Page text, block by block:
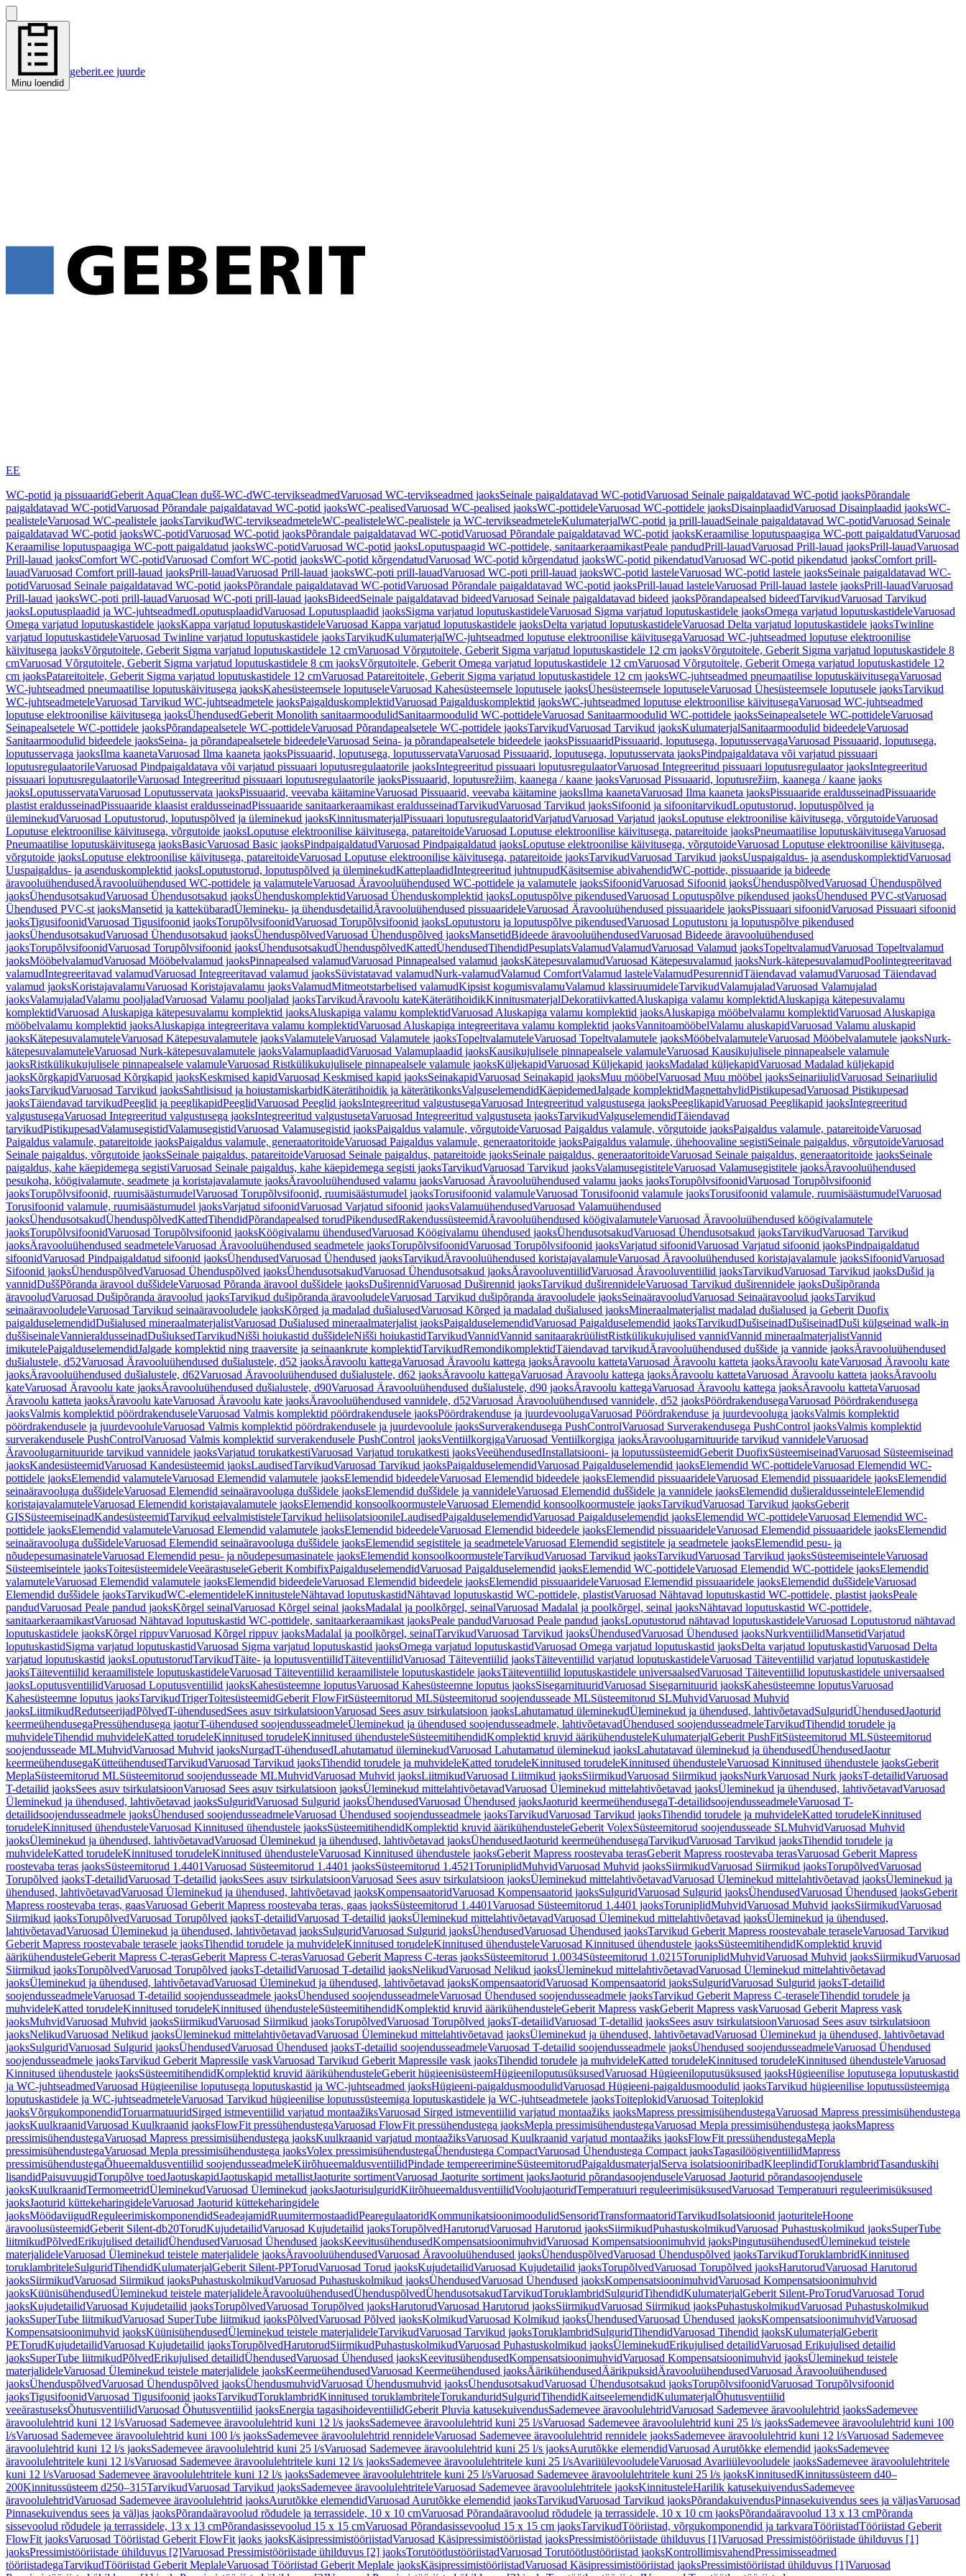
Minu loendid
geberit.ee juurde
EE
WC-potid ja pissuaaridGeberit AquaClean dušš-WC-dWC-tervikseadmedVaruosad WC-tervikseadmed jaoksSeinale paigaldatavad WC-potidVaruosad Seinale paigaldatavad WC-potid jaoksPõrandale
paigaldatavad WC-potidVaruosad Põrandale paigaldatavad WC-potid jaoksWC-pealisedVaruosad WC-pealised jaoksWC-pottideleVaruosad WC-pottidele jaoksDisainplaadidVaruosad Disainplaadid jaoksWC-
pealisteleVaruosad WC-pealistele jaoksTarvikudWC-tervikseadmeteleWC-pealisteleWC-pealistele ja WC-tervikseadmeteleKulumaterjalWC-potid ja prill-lauadSeinale paigaldatavad WC-potidVaruosad Seinale
paigaldatavad WC-potid jaoksWC-potidVaruosad WC-potid jaoksPõrandale paigaldatavad WC-potidVaruosad Põrandale paigaldatavad WC-potid jaoksKeraamilise loputuspaagiga WC-pott paigaldatudVaruosad
Keraamilise loputuspaagiga WC-pott paigaldatud jaoksWC-potidVaruosad WC-potid jaoksLoputuspaagid WC-pottidele, sanitaarkeraamikastPeale pandudPrill-lauadVaruosad Prill-lauad jaoksPrill-lauadVaruosad
Prill-lauad jaoksComfort WC-potidVaruosad Comfort WC-potid jaoksWC-potid kõrgendatudVaruosad WC-potid kõrgendatud jaoksWC-potid pikendatudVaruosad WC-potid pikendatud jaoksComfort prill-
lauadVaruosad Comfort prill-lauad jaoksPrill-lauadVaruosad Prill-lauad jaoksWC-poti prill-lauadVaruosad WC-poti prill-lauad jaoksWC-potid lasteleVaruosad WC-potid lastele jaoksSeinale paigaldatavad WC-
potidVaruosad Seinale paigaldatavad WC-potid jaoksPõrandale paigaldatavad WC-potidVaruosad Põrandale paigaldatavad WC-potid jaoksPrill-lauad lasteleVaruosad Prill-lauad lastele jaoksPrill-lauadVaruosad
Prill-lauad jaoksWC-poti prill-lauadVaruosad WC-poti prill-lauad jaoksBideedSeinale paigaldatavad bideedVaruosad Seinale paigaldatavad bideed jaoksPõrandapealsed bideedTarvikudVaruosad Tarvikud
jaoksLoputusplaadid ja WC-juhtseadmedLoputusplaadidVaruosad Loputusplaadid jaoksSigma varjatud loputuskastideleVaruosad Sigma varjatud loputuskastidele jaoksOmega varjatud loputuskastideleVaruosad
Omega varjatud loputuskastidele jaoksKappa varjatud loputuskastideleVaruosad Kappa varjatud loputuskastidele jaoksDelta varjatud loputuskastideleVaruosad Delta varjatud loputuskastidele jaoksTwinline
varjatud loputuskastideleVaruosad Twinline varjatud loputuskastidele jaoksTarvikudKulumaterjalWC-juhtseadmed loputuse elektroonilise käivitusegaVaruosad WC-juhtseadmed loputuse elektroonilise
käivitusega jaoksVõrgutoitele, Geberit Sigma varjatud loputuskastidele 12 cmVaruosad Võrgutoitele, Geberit Sigma varjatud loputuskastidele 12 cm jaoksVõrgutoitele, Geberit Sigma varjatud loputuskastidele 8
cmVaruosad Võrgutoitele, Geberit Sigma varjatud loputuskastidele 8 cm jaoksVõrgutoitele, Geberit Omega varjatud loputuskastidele 12 cmVaruosad Võrgutoitele, Geberit Omega varjatud loputuskastidele 12
cm jaoksPatareitoitele, Geberit Sigma varjatud loputuskastidele 12 cmVaruosad Patareitoitele, Geberit Sigma varjatud loputuskastidele 12 cm jaoksWC-juhtseadmed pneumaatilise loputuskäivitusegaVaruosad
WC-juhtseadmed pneumaatilise loputuskäivitusega jaoksKahesüsteemsele loputuseleVaruosad Kahesüsteemsele loputusele jaoksÜhesüsteemsele loputuseleVaruosad Ühesüsteemsele loputusele jaoksTarvikud
WC-juhtseadmeteleVaruosad Tarvikud WC-juhtseadmetele jaoksPaigalduskomplektidVaruosad Paigalduskomplektid jaoksWC-juhtseadmed loputuse elektroonilise käivitusegaVaruosad WC-juhtseadmed
loputuse elektroonilise käivitusega jaoksÜhendusedGeberit Monolith sanitaarmoodulidSanitaarmoodulid WC-pottideleVaruosad Sanitaarmoodulid WC-pottidele jaoksSeinapealsetele WC-pottideleVaruosad
Seinapealsetele WC-pottidele jaoksPõrandapealsetele WC-pottideleVaruosad Põrandapealsetele WC-pottidele jaoksTarvikudVaruosad Tarvikud jaoksKulumaterjalSanitaarmoodulid bideedeleVaruosad
Sanitaarmoodulid bideedele jaoksSeina- ja põrandapealsetele bideedeleVaruosad Seina- ja põrandapealsetele bideedele jaoksPissuaaridPissuaarid, loputusega, loputusservagaVaruosad Pissuaarid, loputusega,
loputusservaga jaoksIlma kaanetaVaruosad Ilma kaaneta jaoksPissuaarid, loputusega, loputusservataVaruosad Pissuaarid, loputusega, loputusservata jaoksPindpaigaldatava või varjatud pissuaari
loputusregulaatorileVaruosad Pindpaigaldatava või varjatud pissuaari loputusregulaatorile jaoksIntegreeritud pissuaari loputusregulaatorVaruosad Integreeritud pissuaari loputusregulaator jaoksIntegreeritud
pissuaari loputusregulaatorileVaruosad Integreeritud pissuaari loputusregulaatorile jaoksPissuaarid, loputusrežiim, kaanega / kaane jaoksVaruosad Pissuaarid, loputusrežiim, kaanega / kaane jaoks
jaoksLoputusservataVaruosad Loputusservata jaoksPissuaarid, veevaba käitamineVaruosad Pissuaarid, veevaba käitamine jaoksIlma kaanetaVaruosad Ilma kaaneta jaoksPissuaaride eraldusseinadPissuaaride
plastist eraldusseinadPissuaaride klaasist eraldusseinadPissuaaride sanitaarkeraamikast eraldusseinadTarvikudVaruosad Tarvikud jaoksSifoonid ja sifoonitarvikudLoputustorud, loputuspõlved ja
üleminekudVaruosad Loputustorud, loputuspõlved ja üleminekud jaoksKinnitusmaterjalPissuaari loputusregulaatoridVarjatudVaruosad Varjatud jaoksLoputuse elektroonilise käivitusega, võrgutoideVaruosad
Loputuse elektroonilise käivitusega, võrgutoide jaoksLoputuse elektroonilise käivitusega, patareitoideVaruosad Loputuse elektroonilise käivitusega, patareitoide jaoksPneumaatilise loputuskäivitusegaVaruosad
Pneumaatilise loputuskäivitusega jaoksBasicVaruosad Basic jaoksPindpaigaldatudVaruosad Pindpaigaldatud jaoksLoputuse elektroonilise käivitusega, võrgutoideVaruosad Loputuse elektroonilise käivitusega,
võrgutoide jaoksLoputuse elektroonilise käivitusega, patareitoideVaruosad Loputuse elektroonilise käivitusega, patareitoide jaoksTarvikudVaruosad Tarvikud jaoksUuspaigaldus- ja asenduskomplektidVaruosad
Uuspaigaldus- ja asenduskomplektid jaoksLoputustorud, loputuspõlved ja üleminekudKatteplaadidIntegreeritud juhtnupudKäsitsemise abivahendidWC-pottide, pissuaaride ja bideede
äravooluühendusedÄravooluühendused WC-pottidele ja valamuteleVaruosad Äravooluühendused WC-pottidele ja valamutele jaoksSifoonidVaruosad Sifoonid jaoksÜhenduspõlvedVaruosad Ühenduspõlved
jaoksÜhendusotsakudVaruosad Ühendusotsakud jaoksÜhenduskomplektidVaruosad Ühenduskomplektid jaoksLoputuspõlve pikendusedVaruosad Loputuspõlve pikendused jaoksÜhendused PVC-stVaruosad
Ühendused PVC-st jaoksMansetid ja kattekübaradÜlemineku- ja ühendusdetailidÄravooluühendused pissuaarideleVaruosad Äravooluühendused pissuaaridele jaoksPissuaari sifoonidVaruosad Pissuaari sifoonid
jaoksTigusifoonidVaruosad Tigusifoonid jaoksTorupõlvsifoonidVaruosad Torupõlvsifoonid jaoksLoputustoru ja loputuspõlve pikendusedVaruosad Loputustoru ja loputuspõlve pikendused
jaoksÜhendusotsakudVaruosad Ühendusotsakud jaoksÜhenduspõlvedVaruosad Ühenduspõlved jaoksMansetidBideede äravooluühendusedVaruosad Bideede äravooluühendused
jaoksTorupõlvsifoonidVaruosad Torupõlvsifoonid jaoksÜhendusotsakudÜhenduspõlvedKattedÜhendusedTihendidPesuplatsValamudValamudVaruosad Valamud jaoksTopeltvalamudVaruosad Topeltvalamud
jaoksMööbelvalamudVaruosad Mööbelvalamud jaoksPinnapealsed valamudVaruosad Pinnapealsed valamud jaoksKätepesuvalamudVaruosad Kätepesuvalamud jaoksNurk-kätepesuvalamudPoolintegreeritavad
valamudIntegreeritavad valamudVaruosad Integreeritavad valamud jaoksSüvistatavad valamudNurk-valamudValamud ComfortValamud lasteleValamudPesurennidTäiendavad valamudVaruosad Täiendavad
valamud jaoksKoristajavalamuVaruosad Koristajavalamu jaoksValamudMitmeotstarbelised valamudKipsist kogumisvalamuValamud klassiruumideleTarvikudValamujaladVaruosad Valamujalad
jaoksValamujaladValamu pooljaladVaruosad Valamu pooljalad jaoksTarvikudÄravoolu kateKäterätihoidikKinnitusmaterjalDekoratiivkattedAluskapiga valamu komplektidAluskapiga kätepesuvalamu
komplektidVaruosad Aluskapiga kätepesuvalamu komplektid jaoksAluskapiga valamu komplektidVaruosad Aluskapiga valamu komplektid jaoksAluskapiga mööbelvalamu komplektidVaruosad Aluskapiga
mööbelvalamu komplektid jaoksAluskapiga integreeritava valamu komplektidVaruosad Aluskapiga integreeritava valamu komplektid jaoksVannitoamööbelValamu aluskapidVaruosad Valamu aluskapid
jaoksKätepesuvalamuteleVaruosad Kätepesuvalamutele jaoksValamuteleVaruosad Valamutele jaoksTopeltvalamuteleVaruosad Topeltvalamutele jaoksMööbelvalamuteleVaruosad Mööbelvalamutele jaoksNurk-
kätepesuvalamuteleVaruosad Nurk-kätepesuvalamutele jaoksValamuplaadidVaruosad Valamuplaadid jaoksKausikujulisele pinnapealsele valamuleVaruosad Kausikujulisele pinnapealsele valamule
jaoksRistkülikukujulisele pinnapealsele valamuleVaruosad Ristkülikukujulisele pinnapealsele valamule jaoksKüljekapidVaruosad Küljekapid jaoksMadalad küljekapidVaruosad Madalad küljekapid
jaoksKõrgkapidVaruosad Kõrgkapid jaoksKeskmised kapidVaruosad Keskmised kapid jaoksSeinakapidVaruosad Seinakapid jaoksMuu mööbelVaruosad Muu mööbel jaoksSeinariiulidVaruosad Seinariiulid
jaoksTarvikudVaruosad Tarvikud jaoksSahtlisisud ja hoiustamiskarbidKäterätihoidik ja käterätikonksValguselemendidKäepidemedJalgade komplektidMagnettahvlidPistikupesadVaruosad Pistikupesad
jaoksTäiendavad tarvikudPeeglid ja peeglikapidPeeglidVaruosad Peeglid jaoksIntegreeritud valgustusegaVaruosad Integreeritud valgustusega jaoksPeeglikapidVaruosad Peeglikapid jaoksIntegreeritud
valgustusegaVaruosad Integreeritud valgustusega jaoksIntegreeritud valgustusetaVaruosad Integreeritud valgustuseta jaoksTarvikudValguselemendidTäiendavad
tarvikudPistikupesadValamusegistidValamusegistidVaruosad Valamusegistid jaoksPaigaldus valamule, võrgutoideVaruosad Paigaldus valamule, võrgutoide jaoksPaigaldus valamule, patareitoideVaruosad
Paigaldus valamule, patareitoide jaoksPaigaldus valamule, generaatoritoideVaruosad Paigaldus valamule, generaatoritoide jaoksPaigaldus valamule, ühehoovaline segistiSeinale paigaldus, võrgutoideVaruosad
Seinale paigaldus, võrgutoide jaoksSeinale paigaldus, patareitoideVaruosad Seinale paigaldus, patareitoide jaoksSeinale paigaldus, generaatoritoideVaruosad Seinale paigaldus, generaatoritoide jaoksSeinale
paigaldus, kahe käepidemega segistiVaruosad Seinale paigaldus, kahe käepidemega segisti jaoksTarvikudVaruosad Tarvikud jaoksValamusegistiteleVaruosad Valamusegistitele jaoksÄravooluühendused
pesukoha, köögivalamute, seadmete ja koristajavalamute jaoksÄravooluühendused valamu jaoksVaruosad Äravooluühendused valamu jaoks jaoksTorupõlvsifoonidVaruosad Torupõlvsifoonid
jaoksTorupõlvsifoonid, ruumisäästumudelVaruosad Torupõlvsifoonid, ruumisäästumudel jaoksTorusifoonid valamuleVaruosad Torusifoonid valamule jaoksTorusifoonid valamule, ruumisäästumudelVaruosad
Torusifoonid valamule, ruumisäästumudel jaoksVarjatud sifoonidVaruosad Varjatud sifoonid jaoksValamuühendusedVaruosad Valamuühendused
jaoksÜhendusotsakudÜhenduspõlvedKattedTihendidPõrandapealsed torudPikendusedRakendussüsteemidÄravooluühendused köögivalamuteleVaruosad Äravooluühendused köögivalamutele
jaoksTorupõlvsifoonidVaruosad Torupõlvsifoonid jaoksKöögivalamu ühendusedVaruosad Köögivalamu ühendused jaoksÜhendusotsakudVaruosad Ühendusotsakud jaoksTarvikudVaruosad Tarvikud
jaoksÄravooluühendused seadmeteleVaruosad Äravooluühendused seadmetele jaoksTorupõlvsifoonidVaruosad Torupõlvsifoonid jaoksVarjatud sifoonidVaruosad Varjatud sifoonid jaoksPindpaigaldatud
sifoonidVaruosad Pindpaigaldatud sifoonid jaoksÜhendusedVaruosad Ühendused jaoksTarvikudÄravooluühendused koristajavalamuleVaruosad Äravooluühendused koristajavalamule jaoksSifoonidVaruosad
Sifoonid jaoksÜhenduspõlvedVaruosad Ühenduspõlved jaoksÜhendusotsakudVaruosad Ühendusotsakud jaoksÄravooluventiilidVaruosad Äravooluventiilid jaoksTarvikudVaruosad Tarvikud jaoksDušid ja
vannidDuššPõranda äravool duššideleVaruosad Põranda äravool duššidele jaoksDuširennidVaruosad Duširennid jaoksTarvikud duširennideleVaruosad Tarvikud duširennidele jaoksDušipõranda
äravooludVaruosad Dušipõranda äravoolud jaoksTarvikud dušipõranda äravooludeleVaruosad Tarvikud dušipõranda äravooludele jaoksSeinaäravooludVaruosad Seinaäravoolud jaoksTarvikud
seinaäravooludeleVaruosad Tarvikud seinaäravooludele jaoksKõrged ja madalad dušialusedVaruosad Kõrged ja madalad dušialused jaoksMineraalmaterjalist madalad dušialused ja Geberit Duofix
paigalduselemendidDušialused mineraalmaterjalistVaruosad Dušialused mineraalmaterjalist jaoksPaigalduselemendidVaruosad Paigalduselemendid jaoksTarvikudDušiseinadDušiseinadDuši külgseinad walk-in
duššiseinaleVannieraldusseinadDušiuksedTarvikudNišši hoiukastid duššideleNišši hoiukastidTarvikudVannidVannid sanitaarakrüülistRistkülikukujulised vannidVannid mineraalmaterjalistVannid
imikutelePaigalduselemendidJalgade komplektid ning traaversite ja seinaankrute komplektidTarvikudRemondikomplektidTäiendavad tarvikudÄravooluühendused duššide ja vannide jaoksÄravooluühendused
dušialustele, d52Varuosad Äravooluühendused dušialustele, d52 jaoksÄravoolu kattegaVaruosad Äravoolu kattega jaoksÄravoolu kattetaVaruosad Äravoolu katteta jaoksÄravoolu kateVaruosad Äravoolu kate
jaoksÄravooluühendused dušialustele, d62Varuosad Äravooluühendused dušialustele, d62 jaoksÄravoolu kattegaVaruosad Äravoolu kattega jaoksÄravoolu kattetaVaruosad Äravoolu katteta jaoksÄravoolu
kateVaruosad Äravoolu kate jaoksÄravooluühendused dušialustele, d90Varuosad Äravooluühendused dušialustele, d90 jaoksÄravoolu kattegaVaruosad Äravoolu kattega jaoksÄravoolu kattetaVaruosad
Äravoolu katteta jaoksÄravoolu kateVaruosad Äravoolu kate jaoksÄravooluühendused vannidele, d52Varuosad Äravooluühendused vannidele, d52 jaoksPöördrakendusegaVaruosad Pöördrakendusega
jaoksValmis komplektid pöördrakenduseleVaruosad Valmis komplektid pöördrakendusele jaoksPöördrakenduse ja juurdevoolugaVaruosad Pöördrakenduse ja juurdevooluga jaoksValmis komplektid
pöördrakendusele ja juurdevooluleVaruosad Valmis komplektid pöördrakendusele ja juurdevoolule jaoksSurverakendusega PushControlVaruosad Surverakendusega PushControl jaoksValmis komplektid
surverakendusele PushControlVaruosad Valmis komplektid surverakendusele PushControl jaoksVentiilkorgigaVaruosad Ventiilkorgiga jaoksÄravoolugarnituuride tarvikud vannideleVaruosad
Äravoolugarnituuride tarvikud vannidele jaoksVarjatud torukatkestiVaruosad Varjatud torukatkesti jaoksVeeühendusedInstallatsiooni- ja loputussüsteemidGeberit DuofixSüsteemiseinadVaruosad Süsteemiseinad
jaoksKandesüsteemidVaruosad Kandesüsteemid jaoksLaudisedTarvikudVaruosad Tarvikud jaoksPaigalduselemendidVaruosad Paigalduselemendid jaoksElemendid WC-pottideleVaruosad Elemendid WC-
pottidele jaoksElemendid valamuteleVaruosad Elemendid valamutele jaoksElemendid bideedeleVaruosad Elemendid bideedele jaoksElemendid pissuaarideleVaruosad Elemendid pissuaaridele jaoksElemendid
seinaäravooluga duššideleVaruosad Elemendid seinaäravooluga duššidele jaoksElemendid duššidele ja vannideleVaruosad Elemendid duššidele ja vannidele jaoksElemendid dušieraldusseinteleElemendid
koristajavalamuteleVaruosad Elemendid koristajavalamutele jaoksElemendid konsoolkoormusteleVaruosad Elemendid konsoolkoormustele jaoksTarvikudVaruosad Tarvikud jaoksGeberit
GISSüsteemiseinadKandesüsteemidTarvikud eelvalmististeleTarvikud heliisolatsioonileLaudisedPaigalduselemendidVaruosad Paigalduselemendid jaoksElemendid WC-pottideleVaruosad Elemendid WC-
pottidele jaoksElemendid valamuteleVaruosad Elemendid valamutele jaoksElemendid bideedeleVaruosad Elemendid bideedele jaoksElemendid pissuaarideleVaruosad Elemendid pissuaaridele jaoksElemendid
seinaäravooluga duššideleVaruosad Elemendid seinaäravooluga duššidele jaoksElemendid segistitele ja seadmeteleVaruosad Elemendid segistitele ja seadmetele jaoksElemendid pesu- ja
nõudepesumasinateleVaruosad Elemendid pesu- ja nõudepesumasinatele jaoksElemendid konsoolkoormusteleTarvikudVaruosad Tarvikud jaoksTarvikudVaruosad Tarvikud jaoksSüsteemiseinteleVaruosad
Süsteemiseintele jaoksToitesüsteemideleVeeärastuseleGeberit KombifixPaigalduselemendidVaruosad Paigalduselemendid jaoksElemendid WC-pottideleVaruosad Elemendid WC-pottidele jaoksElemendid
valamuteleVaruosad Elemendid valamutele jaoksElemendid bideedeleVaruosad Elemendid bideedele jaoksElemendid pissuaarideleVaruosad Elemendid pissuaaridele jaoksElemendid duššideleVaruosad
Elemendid duššidele jaoksTarvikudWC-elementideleKinnitusteleNähtavad loputuskastidNähtavad loputuskastid WC-pottidele, plastistVaruosad Nähtavad loputuskastid WC-pottidele, plastist jaoksPeale
pandudVaruosad Peale pandud jaoksKõrgel seinalVaruosad Kõrgel seinal jaoksMadalal ja poolkõrgel, seinalVaruosad Madalal ja poolkõrgel, seinal jaoksNähtavad loputuskastid WC-pottidele,
sanitaarkeraamikastVaruosad Nähtavad loputuskastid WC-pottidele, sanitaarkeraamikast jaoksPeale pandudVaruosad Peale pandud jaoksLoputustorud nähtavad loputuskastideleVaruosad Loputustorud nähtavad
loputuskastidele jaoksKõrgel rippuvVaruosad Kõrgel rippuv jaoksMadalal ja poolkõrgel, seinalTarvikudVaruosad Tarvikud jaoksÜhendusedVaruosad Ühendused jaoksNurkventiilidMansetidVarjatud
loputuskastidSigma varjatud loputuskastidVaruosad Sigma varjatud loputuskastid jaoksOmega varjatud loputuskastidVaruosad Omega varjatud loputuskastid jaoksDelta varjatud loputuskastidVaruosad Delta
varjatud loputuskastid jaoksLoputustorudTarvikudTäite- ja loputusventiilidTäiteventiilidVaruosad Täiteventiilid jaoksTäiteventiilid varjatud loputuskastideleVaruosad Täiteventiilid varjatud loputuskastidele
jaoksTäiteventiilid keraamilistele loputuskastideleVaruosad Täiteventiilid keraamilistele loputuskastidele jaoksTäiteventiilid loputuskastidele universaalsedVaruosad Täiteventiilid loputuskastidele universaalsed
jaoksLoputusventiilidVaruosad Loputusventiilid jaoksKahesüsteemne loputusVaruosad Kahesüsteemne loputus jaoksSisegarnituuridVaruosad Sisegarnituurid jaoksKahesüsteemne loputusVaruosad
Kahesüsteemne loputus jaoksTarvikudTrigerToitesüsteemidGeberit FlowFitSüsteemitorud MLSüsteemitorud soojendusseade MLSüsteemitorud SLMuhvidVaruosad Muhvid
jaoksLiitmikudRedutseerijadPõlvedT-ühendusedSees asuv tsirkulatsioonVaruosad Sees asuv tsirkulatsioon jaoksLahutamatud üleminekudÜleminekud ja ühendused, lahtivõetavadSulguridÜhendusedJaoturid
keermeühendusegaPressühendusega jaoturT-ühendused soojendusseadmeleÜleminekud ja ühendused soojendusseadmele, lahtivõetavadÜhendused soojendusseadmeleTarvikudTihendid torudele ja
muhvideleTihendid muhvideleKatted torudeleKinnitused torudeleKinnitused ühendusteleSüsteemitihendidKomplektid kruvid äärikühendusteleKulumaterjalGeberit PushFitSüsteemitorud MLSüsteemitorud
soojendusseade MLMuhvidVaruosad Muhvid jaoksNurgadT-ühendusedLahutamatud üleminekudVaruosad Lahutamatud üleminekud jaoksLahutatavad üleminekud ja ühendusedÜhendusedJaotur
keermeühendusegaKütteühendusedTarvikudVaruosad Tarvikud jaoksTihendid torudele ja muhvideleKatted torudeleKinnitused torudeleKinnitused ühendusteleVaruosad Kinnitused ühendustele jaoksGeberit
MeplaSüsteemitorud MLSüsteemitorud soojendusseade MLMuhvidVaruosad Muhvid jaoksLiitmikudVaruosad Liitmikud jaoksSiirmikudVaruosad Siirmikud jaoksNurkVaruosad Nurk jaoksT-detailidVaruosad
T-detailid jaoksSees asuv tsirkulatsioonVaruosad Sees asuv tsirkulatsioon jaoksÜleminekud mittelahtivõetavadVaruosad Üleminekud mittelahtivõetavad jaoksÜleminekud ja ühendused, lahtivõetavadVaruosad
Üleminekud ja ühendused, lahtivõetavad jaoksSulguridVaruosad Sulgurid jaoksÜhendusedVaruosad Ühendused jaoksJaoturid keermeühendusegaT-detailidsoojendusseadmeleVaruosad T-
detailidsoojendusseadmele jaoksÜhendused soojendusseadmeleVaruosad Ühendused soojendusseadmele jaoksTarvikudVaruosad Tarvikud jaoksTihendid torudele ja muhvideleKatted torudeleKinnitused
torudeleKinnitused ühendusteleVaruosad Kinnitused ühendustele jaoksSüsteemitihendidKomplektid kruvid äärikühendusteleGeberit VolexSüsteemitorud soojendusseade SLMuhvidVaruosad Muhvid
jaoksÜleminekud ja ühendused, lahtivõetavadVaruosad Üleminekud ja ühendused, lahtivõetavad jaoksÜhendusedJaoturid keermeühendusegaTarvikudVaruosad Tarvikud jaoksTihendid torudele ja
muhvideleKatted torudeleKinnitused torudeleKinnitused ühendusteleVaruosad Kinnitused ühendustele jaoksGeberit Mapress roostevaba terasGeberit Mapress roostevaba terasVaruosad Geberit Mapress
roostevaba teras jaoksSüsteemitorud 1.4401Varuosad Süsteemitorud 1.4401 jaoksSüsteemitorud 1.4521ToruniplidMuhvidVaruosad Muhvid jaoksSiirmikudVaruosad Siirmikud jaoksTorupõlvedVaruosad
Torupõlved jaoksT-detailidVaruosad T-detailid jaoksSees asuv tsirkulatsioonVaruosad Sees asuv tsirkulatsioon jaoksÜleminekud mittelahtivõetavadVaruosad Üleminekud mittelahtivõetavad jaoksÜleminekud ja
ühendused, lahtivõetavadVaruosad Üleminekud ja ühendused, lahtivõetavad jaoksKompensaatoridVaruosad Kompensaatorid jaoksSulguridVaruosad Sulgurid jaoksÜhendusedVaruosad Ühendused jaoksGeberit
Mapress roostevaba teras, gaasVaruosad Geberit Mapress roostevaba teras, gaas jaoksSüsteemitorud 1.4401Varuosad Süsteemitorud 1.4401 jaoksToruniplidMuhvidVaruosad Muhvid jaoksSiirmikudVaruosad
Siirmikud jaoksTorupõlvedVaruosad Torupõlved jaoksT-detailidVaruosad T-detailid jaoksÜleminekud mittelahtivõetavadVaruosad Üleminekud mittelahtivõetavad jaoksÜleminekud ja ühendused,
lahtivõetavadVaruosad Üleminekud ja ühendused, lahtivõetavad jaoksSulguridVaruosad Sulgurid jaoksÜhendusedVaruosad Ühendused jaoksTarvikud Geberit Mapress roostevabale teraseleVaruosad Tarvikud
Geberit Mapress roostevabale terasele jaoksTihendid torudele ja muhvideleKinnitused torudeleKinnitused ühendusteleVaruosad Kinnitused ühendustele jaoksSüsteemitihendidKomplektid kruvid
äärikühendusteleGeberit Mapress C-terasGeberit Mapress C-terasVaruosad Geberit Mapress C-teras jaoksSüsteemitorud 1.0034Süsteemitorud 1.0215ToruniplidMuhvidVaruosad Muhvid jaoksSiirmikudVaruosad
Siirmikud jaoksTorupõlvedVaruosad Torupõlved jaoksT-detailidVaruosad T-detailid jaoksNelikudVaruosad Nelikud jaoksÜleminekud mittelahtivõetavadVaruosad Üleminekud mittelahtivõetavad
jaoksÜleminekud ja ühendused, lahtivõetavadVaruosad Üleminekud ja ühendused, lahtivõetavad jaoksKompensaatoridVaruosad Kompensaatorid jaoksSulguridVaruosad Sulgurid jaoksT-detailid
soojendusseadmeleVaruosad T-detailid soojendusseadmele jaoksÜhendused soojendusseadmeleVaruosad Ühendused soojendusseadmele jaoksTarvikud Geberit Mapress C-teraseleTihendid torudele ja
muhvideleKatted torudeleKinnitused torudeleKinnitused ühendusteleSüsteemitihendidKomplektid kruvid äärikühendusteleGeberit Mapress vaskGeberit Mapress vaskVaruosad Geberit Mapress vask
jaoksMuhvidVaruosad Muhvid jaoksSiirmikudVaruosad Siirmikud jaoksTorupõlvedVaruosad Torupõlved jaoksT-detailidVaruosad T-detailid jaoksSees asuv tsirkulatsioonVaruosad Sees asuv tsirkulatsioon
jaoksNelikudVaruosad Nelikud jaoksÜleminekud mittelahtivõetavadVaruosad Üleminekud mittelahtivõetavad jaoksÜleminekud ja ühendused, lahtivõetavadVaruosad Üleminekud ja ühendused, lahtivõetavad
jaoksSulguridVaruosad Sulgurid jaoksÜhendusedVaruosad Ühendused jaoksT-detailid soojendusseadmeleVaruosad T-detailid soojendusseadmele jaoksÜhendused soojendusseadmeleVaruosad Ühendused
soojendusseadmele jaoksTarvikud Geberit Mapressile vaskVaruosad Tarvikud Geberit Mapressile vask jaoksTihendid torudele ja muhvideleKatted torudeleKinnitused torudeleKinnitused ühendusteleVaruosad
Kinnitused ühendustele jaoksSüsteemitihendidKomplektid kruvid äärikühendusteleGeberit hügieenisüsteemHügieeniloputusüksusedVaruosad Hügieeniloputusüksused jaoksHügieenilise loputusega loputuskastid
ja WC-juhtseadmedVaruosad Hügieenilise loputusega loputuskastid ja WC-juhtseadmed jaoksHügieeni-paigaldusmoodulidVaruosad Hügieeni-paigaldusmoodulid jaoksTarvikud hügieenilise loputussüsteemiga
loputuskastidele ja WC-juhtseadmeteleVaruosad Tarvikud hügieenilise loputussüsteemiga loputuskastidele ja WC-juhtseadmetele jaoksToiteplokidVaruosad Toiteplokid
jaoksVõrgukomponendidToruarmatuuridSirged istmeventiilid varjatud montaažiksVaruosad Sirged istmeventiilid varjatud montaažiks jaoksMapress pressimisühendustegaVaruosad Mapress pressimisühendustega
jaoksKuulkraanidVaruosad Kuulkraanid jaoksFlowFit pressühendustegaVaruosad FlowFit pressühendustega jaoksMepla pressimisühendustegaVaruosad Mepla pressimisühendustega jaoksMapress
pressimisühendustegaVaruosad Mapress pressimisühendustega jaoksKuulkraanid varjatud montaažiksVaruosad Kuulkraanid varjatud montaažiks jaoksFlowFit pressühendustegaMepla
pressimisühendustegaVaruosad Mepla pressimisühendustega jaoksVolex pressimisühendustegaÜhendustega CompactVaruosad Ühendustega Compact jaoksTagasilöögiventiilidMapress
pressimisühendustegaÕhueemaldusventiilid soojendusseadmeleKiirõhueemaldusventiilidPindade tempereerimineSüsteemitorudPaigaldusmaterjalServa isolatsiooniribadKleeplindidToruklambridTasanduskihi
lisandidPaisuvuugidTorupõlve toedJaotuskapidJaotuskapid metallistJaoturite sortimentVaruosad Jaoturite sortiment jaoksJaoturid põrandasoojenduseleVaruosad Jaoturid põrandasoojendusele
jaoksKuulkraanidTermomeetridÜleminekudVaruosad Üleminekud jaoksJaoturisulguridKiirõhueemaldusventiilidVoolujaoturidTemperatuuri reguleerimisüksusedVaruosad Temperatuuri reguleerimisüksused
jaoksJaoturid küttekeharingideleVaruosad Jaoturid küttekeharingidele
jaoksMöödaviigudReguleerimiskomponendidSeadeajamidRuumitermostaadidPearegulaatoridKommunikatsioonimoodulidSensoridTransformaatoridTarvikudIsolatsioonid jaoturiteleHoone
äravoolusüsteemidGeberit Silent-db20TorudKujudetailidVaruosad Kujudetailid jaoksTorupõlvedHarutorudVaruosad Harutorud jaoksSiirmikudPuhastuskolmikudVaruosad Puhastuskolmikud jaoksSuperTube
liitmikudPõlvedErikujulised detailidÜhendusedVaruosad Ühendused jaoksKeevitusühendusedKompensatsioonimuhvidVaruosad Kompensatsioonimuhvid jaoksPingutusühendusedÜleminekud teistele
materjalideleVaruosad Üleminekud teistele materjalidele jaoksÄravooluühendusedVaruosad Äravooluühendused jaoksÜhenduspõlvedVaruosad Ühenduspõlved jaoksTarvikudToruklambridKinnitused
toruklambriteleSulguridTihendidKulumaterjalGeberit Silent-PPTorudVaruosad Torud jaoksKujudetailidVaruosad Kujudetailid jaoksTorupõlvedVaruosad Torupõlved jaoksHarutorudVaruosad Harutorud
jaoksSiirmikudVaruosad Siirmikud jaoksPuhastuskolmikudVaruosad Puhastuskolmikud jaoksÜhendusedVaruosad Ühendused jaoksKompensatsioonimuhvidVaruosad Kompensatsioonimuhvid
jaoksKüünisühendusedÜleminekud teistele materjalideleÄravooluühendusedÜhenduspõlvedÜhendusotsakudTarvikudToruklambridSulguridTihendidKulumaterjalGeberit Silent-ProTorudVaruosad Torud
jaoksKujudetailidVaruosad Kujudetailid jaoksTorupõlvedVaruosad Torupõlved jaoksHarutorudVaruosad Harutorud jaoksSiirmikudVaruosad Siirmikud jaoksPuhastuskolmikudVaruosad Puhastuskolmikud
jaoksSuperTube liitmikudVaruosad SuperTube liitmikud jaoksPõlvedVaruosad Põlved jaoksKolmikudVaruosad Kolmikud jaoksÜhendusedVaruosad Ühendused jaoksKompensatsioonimuhvidVaruosad
Kompensatsioonimuhvid jaoksKüünisühendusedÜleminekud teistele materjalideleTarvikudVaruosad Tarvikud jaoksToruklambridSulguridTihendidVaruosad Tihendid jaoksKulumaterjalGeberit
PETorudKujudetailidVaruosad Kujudetailid jaoksTorupõlvedHarutorudSiirmikudPuhastuskolmikudVaruosad Puhastuskolmikud jaoksÜleminekudErikujulised detailidVaruosad Erikujulised detailid
jaoksSuperTube liitmikudPõlvedErikujulised detailidÜhendusedVaruosad Ühendused jaoksKeevitusühendusedKompensatsioonimuhvidVaruosad Kompensatsioonimuhvid jaoksÜleminekud teistele
materjalideleVaruosad Üleminekud teistele materjalidele jaoksKeermeühendusedVaruosad Keermeühendused jaoksÄärikühendusedÄärikpuksidÄravooluühendusedVaruosad Äravooluühendused
jaoksÜhenduspõlvedVaruosad Ühenduspõlved jaoksÜhendusmuhvidVaruosad Ühendusmuhvid jaoksÜhendusotsakudVaruosad Ühendusotsakud jaoksTorupõlvsifoonidVaruosad Torupõlvsifoonid
jaoksTigusifoonidVaruosad Tigusifoonid jaoksTarvikudToruklambridKinnitused toruklambriteleTorukanduridSulguridTihendidKaitseelemendidKulumaterjalÕhutusventiilid
veeärastuseksÕhutusventiilidVaruosad Õhutusventiilid jaoksEnergia tagasihoideventiilidGeberit Pluvia katusekuivendusSademevee äravoolulehtridVaruosad Sademevee äravoolulehtrid jaoksSademevee
äravoolulehtrid kuni 12 l/sVaruosad Sademevee äravoolulehtrid kuni 12 l/s jaoksSademevee äravoolulehtrid kuni 25 l/sVaruosad Sademevee äravoolulehtrid kuni 25 l/s jaoksSademevee äravoolulehtrid kuni 100
l/sVaruosad Sademevee äravoolulehtrid kuni 100 l/s jaoksSademevee äravoolulehtrid rennideleVaruosad Sademevee äravoolulehtrid rennidele jaoksSademevee äravoolulehtrid kuni 12 l/sVaruosad Sademevee
äravoolulehtrid kuni 12 l/s jaoksSademevee äravoolulehtrid kuni 25 l/sVaruosad Sademevee äravoolulehtrid kuni 25 l/s jaoksAurutõkke elemendidVaruosad Aurutõkke elemendid jaoksSademevee
äravoolulehtritele kuni 12 l/sVaruosad Sademevee äravoolulehtritele kuni 12 l/s jaoksSademevee äravoolulehtritele kuni 25 l/sAvariiülevooludeleVaruosad Avariiülevooludele jaoksSademevee äravoolulehtritele
kuni 12 l/sVaruosad Sademevee äravoolulehtritele kuni 12 l/s jaoksSademevee äravoolulehtritele kuni 25 l/sVaruosad Sademevee äravoolulehtritele kuni 25 l/s jaoksKinnitusedKinnitussüsteem d40–
200Kinnitussüsteem d250–315TarvikudVaruosad Tarvikud jaoksSademevee äravoolulehtriteleVaruosad Sademevee äravoolulehtritele jaoksKinnitusteleHarilik katusekuivendusSademevee
äravoolulehtridVaruosad Sademevee äravoolulehtrid jaoksAurutõkke elemendidVaruosad Aurutõkke elemendid jaoksTarvikudVaruosad Tarvikud jaoksPõrandakuivendusPinnasekuivendus sees ja väljasVaruosad
Pinnasekuivendus sees ja väljas jaoksPõrandaäravoolud rõdudele ja terrassidele, 10 x 10 cmVaruosad Põrandaäravoolud rõdudele ja terrassidele, 10 x 10 cm jaoksPõrandaäravoolud 13 x 13 cmPõranda
sissevoolud rõdudele ja terrassidele, 13 x 13 cmPõrandasissevoolud 15 x 15 cmVaruosad Põrandasissevoolud 15 x 15 cm jaoksTarvikudTööriistad, võrgukomponendid ja tarkvaraTööriistadTööriistad Geberit
FlowFit jaoksVaruosad Tööriistad Geberit FlowFit jaoks jaoksKäsipressimistööriistadVaruosad Käsipressimistööriistad jaoksPressimistööriistade ühilduvus [1]Varuosad Pressimistööriistade ühilduvus [1]
jaoksPressimistööriistade ühilduvus [2]Varuosad Pressimistööriistade ühilduvus [2] jaoksTorutöötlustööriistadVaruosad Torutöötlustööriistad jaoksKontrollimisvahendPressimisseadmed
tööriistadegaTarvikudTööriistad Geberit MeplaleVaruosad Tööriistad Geberit Meplale jaoksKäsipressimistööriistadVaruosad Käsipressimistööriistad jaoksPressimistööriistad ühilduvus [1]Varuosad